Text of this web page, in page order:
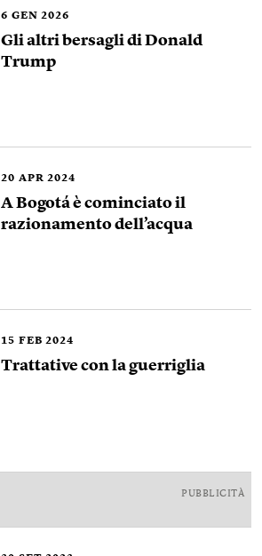
6 GEN 2026
Gli altri bersagli di Donald
Trump
20 APR 2024
A Bogotá è cominciato il
razionamento dell’acqua
15 FEB 2024
Trattative con la guerriglia
PUBBLICITÀ